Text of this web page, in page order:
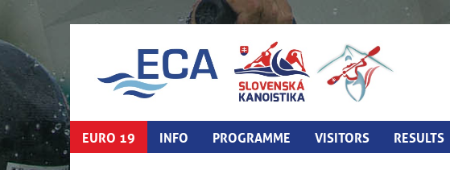
EURO 19 INFO PROGRAMME VISITORS RESULTS